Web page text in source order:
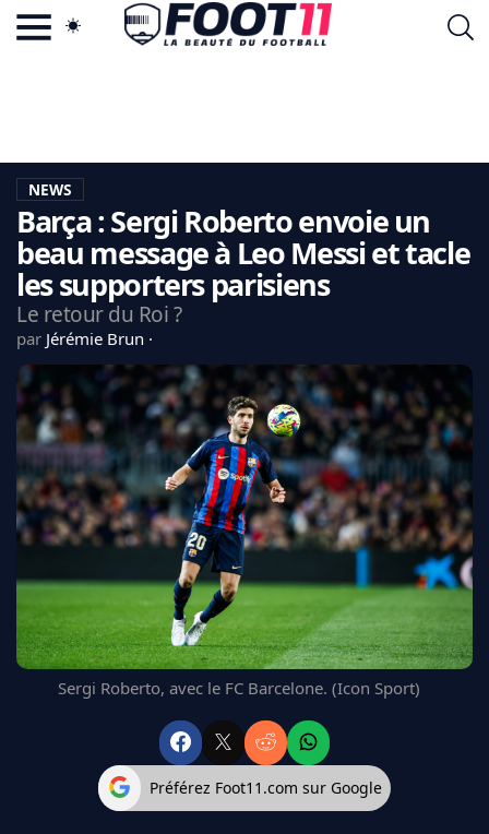
LA CHARTE
VIE PRIVÉE
CGU
CONTACTEZ-NOUS
CDM 2026
EDF
PSG
LIGUE 1
REAL MADRID
FC BARCELONE
MANCHESTER UNITED
ARSENAL
BAYERN
L'AVIS DE LA RÉDAC'
NEWS
Barça : Sergi Roberto envoie un
beau message à Leo Messi et tacle
les supporters parisiens
Le retour du Roi ?
par Jérémie Brun
Sergi Roberto, avec le FC Barcelone. (Icon Sport)
Préférez Foot11.com sur Google